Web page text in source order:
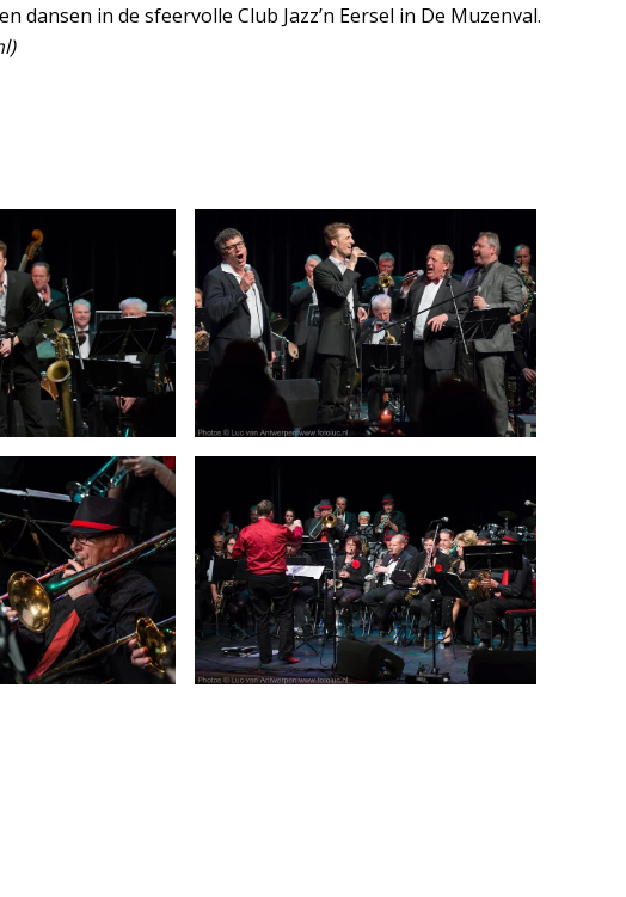
in de sfeervolle Club Jazz’n Eersel in De Muzenval.